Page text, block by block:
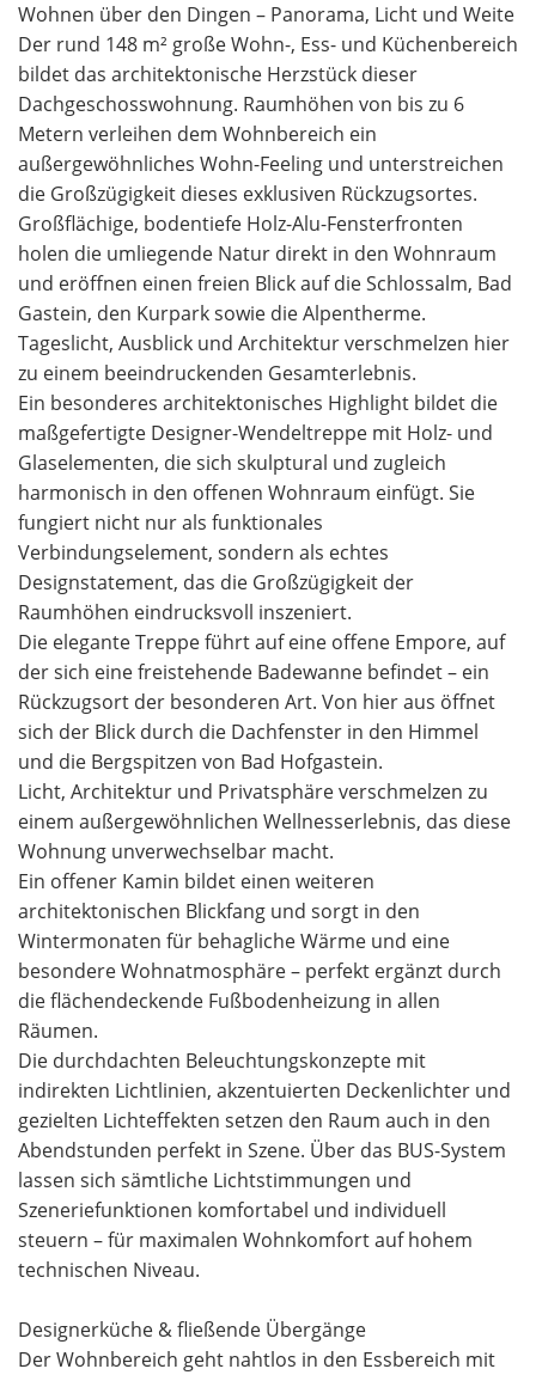
Wohnen über den Dingen – Panorama, Licht und Weite
Der rund 148 m² große Wohn-, Ess- und Küchenbereich
bildet das architektonische Herzstück dieser
Dachgeschosswohnung. Raumhöhen von bis zu 6
Metern verleihen dem Wohnbereich ein
außergewöhnliches Wohn-Feeling und unterstreichen
die Großzügigkeit dieses exklusiven Rückzugsortes.
Großflächige, bodentiefe Holz-Alu-Fensterfronten
holen die umliegende Natur direkt in den Wohnraum
und eröffnen einen freien Blick auf die Schlossalm, Bad
Gastein, den Kurpark sowie die Alpentherme.
Tageslicht, Ausblick und Architektur verschmelzen hier
zu einem beeindruckenden Gesamterlebnis.
Ein besonderes architektonisches Highlight bildet die
maßgefertigte Designer-Wendeltreppe mit Holz- und
Glaselementen, die sich skulptural und zugleich
harmonisch in den offenen Wohnraum einfügt. Sie
fungiert nicht nur als funktionales
Verbindungselement, sondern als echtes
Designstatement, das die Großzügigkeit der
Raumhöhen eindrucksvoll inszeniert.
Die elegante Treppe führt auf eine offene Empore, auf
der sich eine freistehende Badewanne befindet – ein
Rückzugsort der besonderen Art. Von hier aus öffnet
sich der Blick durch die Dachfenster in den Himmel
und die Bergspitzen von Bad Hofgastein.
Licht, Architektur und Privatsphäre verschmelzen zu
einem außergewöhnlichen Wellnesserlebnis, das diese
Wohnung unverwechselbar macht.
Ein offener Kamin bildet einen weiteren
architektonischen Blickfang und sorgt in den
Wintermonaten für behagliche Wärme und eine
besondere Wohnatmosphäre – perfekt ergänzt durch
die flächendeckende Fußbodenheizung in allen
Räumen.
Die durchdachten Beleuchtungskonzepte mit
indirekten Lichtlinien, akzentuierten Deckenlichter und
gezielten Lichteffekten setzen den Raum auch in den
Abendstunden perfekt in Szene. Über das BUS-System
lassen sich sämtliche Lichtstimmungen und
Szeneriefunktionen komfortabel und individuell
steuern – für maximalen Wohnkomfort auf hohem
technischen Niveau.
Designerküche & fließende Übergänge
Der Wohnbereich geht nahtlos in den Essbereich mit